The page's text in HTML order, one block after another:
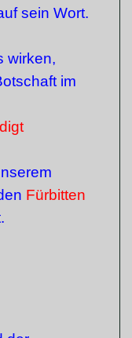
sein Wort.
wirken,
im
Fürbitten